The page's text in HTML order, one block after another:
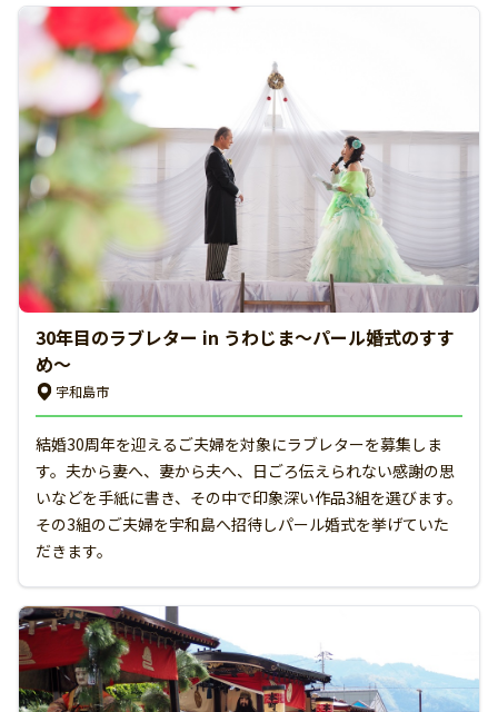
30年目のラブレター in うわじま〜パール婚式のすす
め〜
宇和島市
結婚30周年を迎えるご夫婦を対象にラブレターを募集しま
す。夫から妻へ、妻から夫へ、日ごろ伝えられない感謝の思
いなどを手紙に書き、その中で印象深い作品3組を選びます。
その3組のご夫婦を宇和島へ招待しパール婚式を挙げていた
だきます。